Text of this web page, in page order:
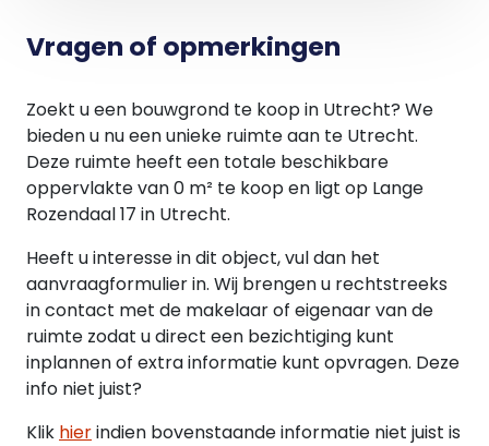
romneyloods en enkele staalconstructies. Het
tang en hamer – een herkenbaar teken van de
smederij
Huidige situatie:
Het oorspronkelijke gebouw uit 1913 is grotendeels
De latere toevoegingen uit de smederijperiode (na
1979) zijn aanwezig, maar hebben geen hoge
historische waarde. Het geheel vormt een
tastbare herinnering aan zowel de katholieke
begrafeniscultuur als de ambachtelijke
bedrijvigheid van de 20e eeuw.
Vragen of opmerkingen
Zoekt u een bouwgrond te koop in Utrecht? We
bieden u nu een unieke ruimte aan te Utrecht.
Deze ruimte heeft een totale beschikbare
oppervlakte van 0 m² te koop en ligt op Lange
Rozendaal 17 in Utrecht.
Heeft u interesse in dit object, vul dan het
aanvraagformulier in. Wij brengen u rechtstreeks
in contact met de makelaar of eigenaar van de
ruimte zodat u direct een bezichtiging kunt
inplannen of extra informatie kunt opvragen. Deze
info niet juist?
Klik hierindien bovenstaande informatie niet juist is